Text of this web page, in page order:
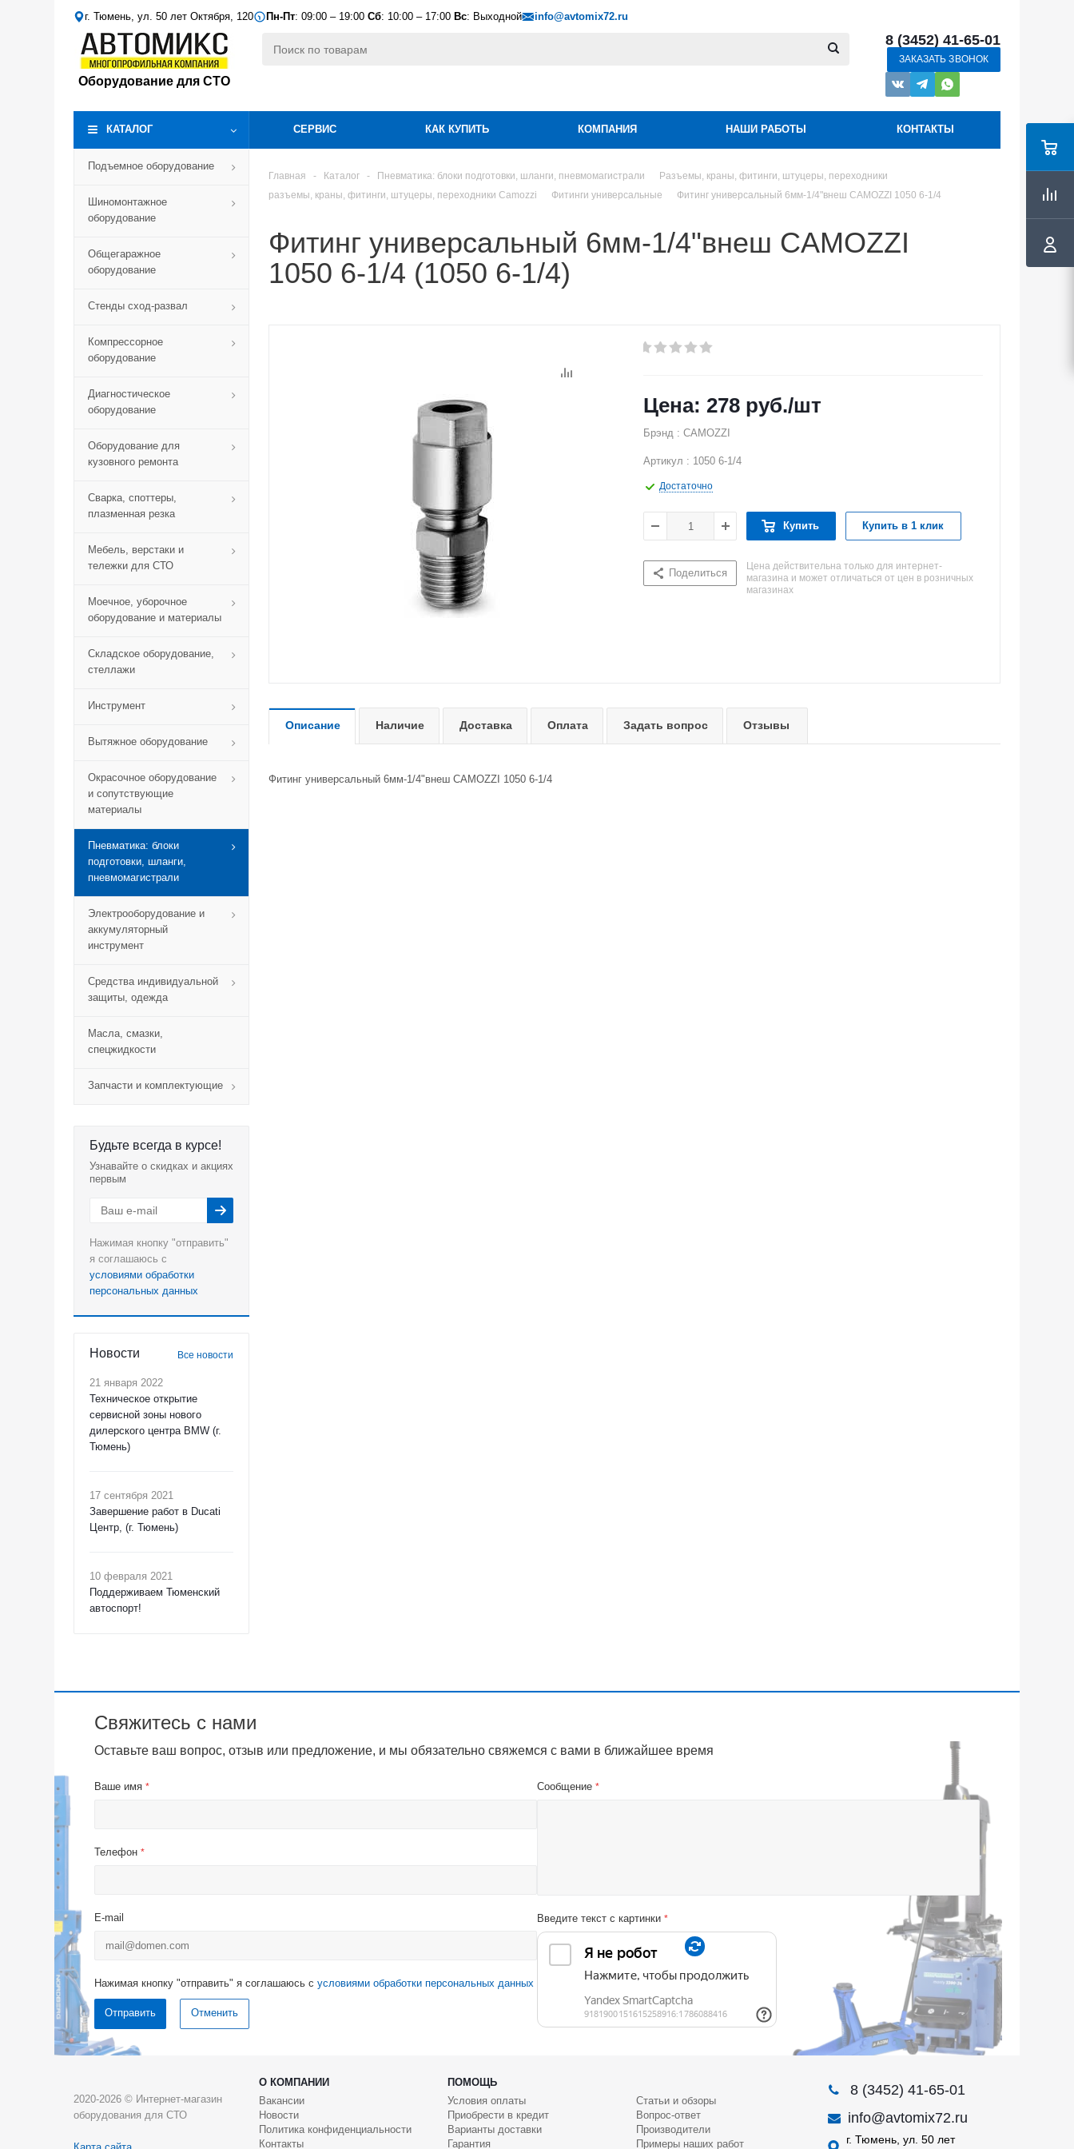
г. Тюмень, ул. 50 лет Октября, 120 Пн-Пт: 09:00 – 19:00 Сб: 10:00 – 17:00 Вс: Выходной info@avtomix72.ru
Оборудование для СТО
8 (3452) 41-65-01
ЗАКАЗАТЬ ЗВОНОК
КАТАЛОГ СЕРВИС КАК КУПИТЬ КОМПАНИЯ НАШИ РАБОТЫ КОНТАКТЫ
Подъемное оборудование
Шиномонтажное
оборудование
Общегаражное
оборудование
Стенды сход-развал
Компрессорное
оборудование
Диагностическое
оборудование
Оборудование для
кузовного ремонта
Сварка, споттеры,
плазменная резка
Мебель, верстаки и
тележки для СТО
Моечное, уборочное
оборудование и материалы
Складское оборудование,
стеллажи
Инструмент
Вытяжное оборудование
Окрасочное оборудование
и сопутствующие
материалы
Пневматика: блоки
подготовки, шланги,
пневмомагистрали
Электрооборудование и
аккумуляторный
инструмент
Средства индивидуальной
защиты, одежда
Масла, смазки,
спецжидкости
Запчасти и комплектующие
Будьте всегда в курсе!
Узнавайте о скидках и акциях
первым
Нажимая кнопку "отправить"
я соглашаюсь с
условиями обработки
персональных данных
Новости Все новости
21 января 2022
Техническое открытие
сервисной зоны нового
дилерского центра BMW (г.
Тюмень)
17 сентября 2021
Завершение работ в Ducati
Центр, (г. Тюмень)
10 февраля 2021
Поддерживаем Тюменский
автоспорт!
Главная - Каталог - Пневматика: блоки подготовки, шланги, пневмомагистрали
Разъемы, краны, фитинги, штуцеры, переходники
разъемы, краны, фитинги, штуцеры, переходники Camozzi
Фитинги универсальные Фитинг универсальный 6мм-1/4"внеш CAMOZZI 1050 6-1/4
Фитинг универсальный 6мм-1/4"внеш CAMOZZI
1050 6-1/4 (1050 6-1/4)
278 руб./шт
Брэнд : CAMOZZI
Артикул : 1050 6-1/4
Достаточно
Купить Купить в 1 клик
Поделиться
Цена действительна только для интернет-
магазина и может отличаться от цен в розничных
магазинах
Описание Наличие Доставка Оплата Задать вопрос Отзывы
Фитинг универсальный 6мм-1/4"внеш CAMOZZI 1050 6-1/4
Свяжитесь с нами
Оставьте ваш вопрос, отзыв или предложение, и мы обязательно свяжемся с вами в ближайшее время
Ваше имя *
Телефон *
E-mail
Сообщение *
Введите текст с картинки *
Нажимая кнопку "отправить" я соглашаюсь с условиями обработки персональных данных
Отменить
2020-2026 © Интернет-магазин
оборудования для СТО
О КОМПАНИИ
ПОМОЩЬ
Вакансии
Новости
Политика конфиденциальности
Контакты
Условия оплаты
Приобрести в кредит
Варианты доставки
Гарантия
Статьи и обзоры
Вопрос-ответ
Производители
Примеры наших работ
8 (3452) 41-65-01
info@avtomix72.ru
г. Тюмень, ул. 50 лет